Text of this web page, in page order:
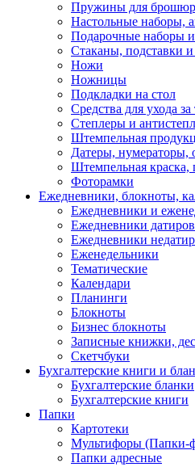
Пружины для
Настольные наборы,
Подарочные наборы и
Стаканы, подставки
Ножи
Ножницы
Подкладки на стол
Средства для ухода
Степлеры и
Штемпельная
Датеры, нумераторы,
Штемпельная краска,
Фоторамки
Ежедневники, блокноты,
Ежедневники и
Ежедневники
Ежедневники
Еженедельники
Тематические
Календари
Планинги
Блокноты
Бизнес блокноты
Записные книжки,
Скетчбуки
Бухгалтерские книги и
Бухгалтерские бланки
Бухгалтерские книги
Папки
Картотеки
Мультифоры (Папки-
Папки адресные